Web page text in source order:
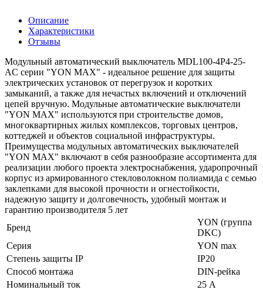
Описание
Характеристики
Отзывы
Модульный автоматический выключатель MDL100-4P4-25-
AC серии "YON MAX" - идеальное решение для защиты
электрических установок от перегрузок и коротких
замыканий, а также для нечастых включений и отключений
цепей вручную. Модульные автоматические выключатели
"YON MAX" используются при строительстве домов,
многоквартирных жилых комплексов, торговых центров,
коттеджей и объектов социальной инфраструктуры.
Преимущества модульных автоматических выключателей
"YON MAX" включают в себя разнообразие ассортимента для
реализации любого проекта электроснабжения, ударопрочный
корпус из армированного стекловолокном полиамида с семью
заклепками для высокой прочности и огнестойкости,
надежную защиту и долговечность, удобный монтаж и
гарантию производителя 5 лет
Бренд
YON (группа
DKC)
Серия
YON max
Степень защиты IP
IP20
Способ монтажа
DIN-рейка
Номинальный ток
25 А